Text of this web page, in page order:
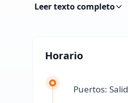
Leer texto completo
Horario
Puertos: